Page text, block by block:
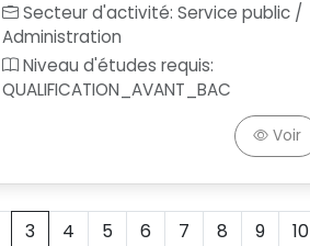
Secteur d'activité: Service public /
Administration
Niveau d'études requis:
QUALIFICATION_AVANT_BAC
Voir
3 4 5 6 7 8 9 10